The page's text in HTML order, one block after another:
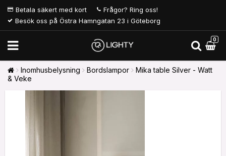
Betala säkert med kort
Frågor? Ring oss!
Besök oss på Östra Hamngatan 23 i Göteborg
0
Inomhusbelysning Bordslampor
Mika table Silver - Watt
& Veke